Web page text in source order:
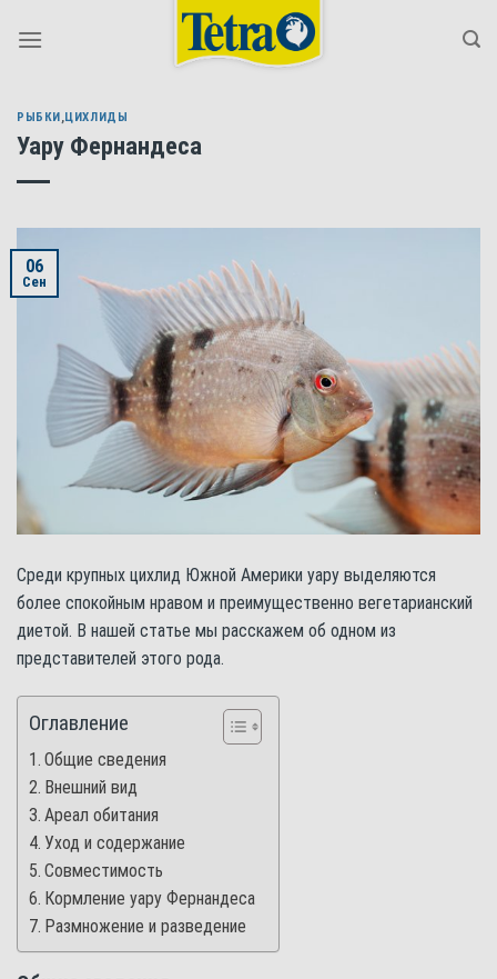
РЫБКИ,ЦИХЛИДЫ
Уару Фернандеса
06
Сен
Среди крупных цихлид Южной Америки уару выделяются
более спокойным нравом и преимущественно вегетарианский
диетой. В нашей статье мы расскажем об одном из
представителей этого рода.
Оглавление
Общие сведения
Внешний вид
Ареал обитания
Уход и содержание
Совместимость
Кормление уару Фернандеса
Размножение и разведение